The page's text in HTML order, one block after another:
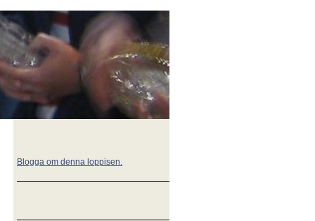
Blogga om denna loppisen.